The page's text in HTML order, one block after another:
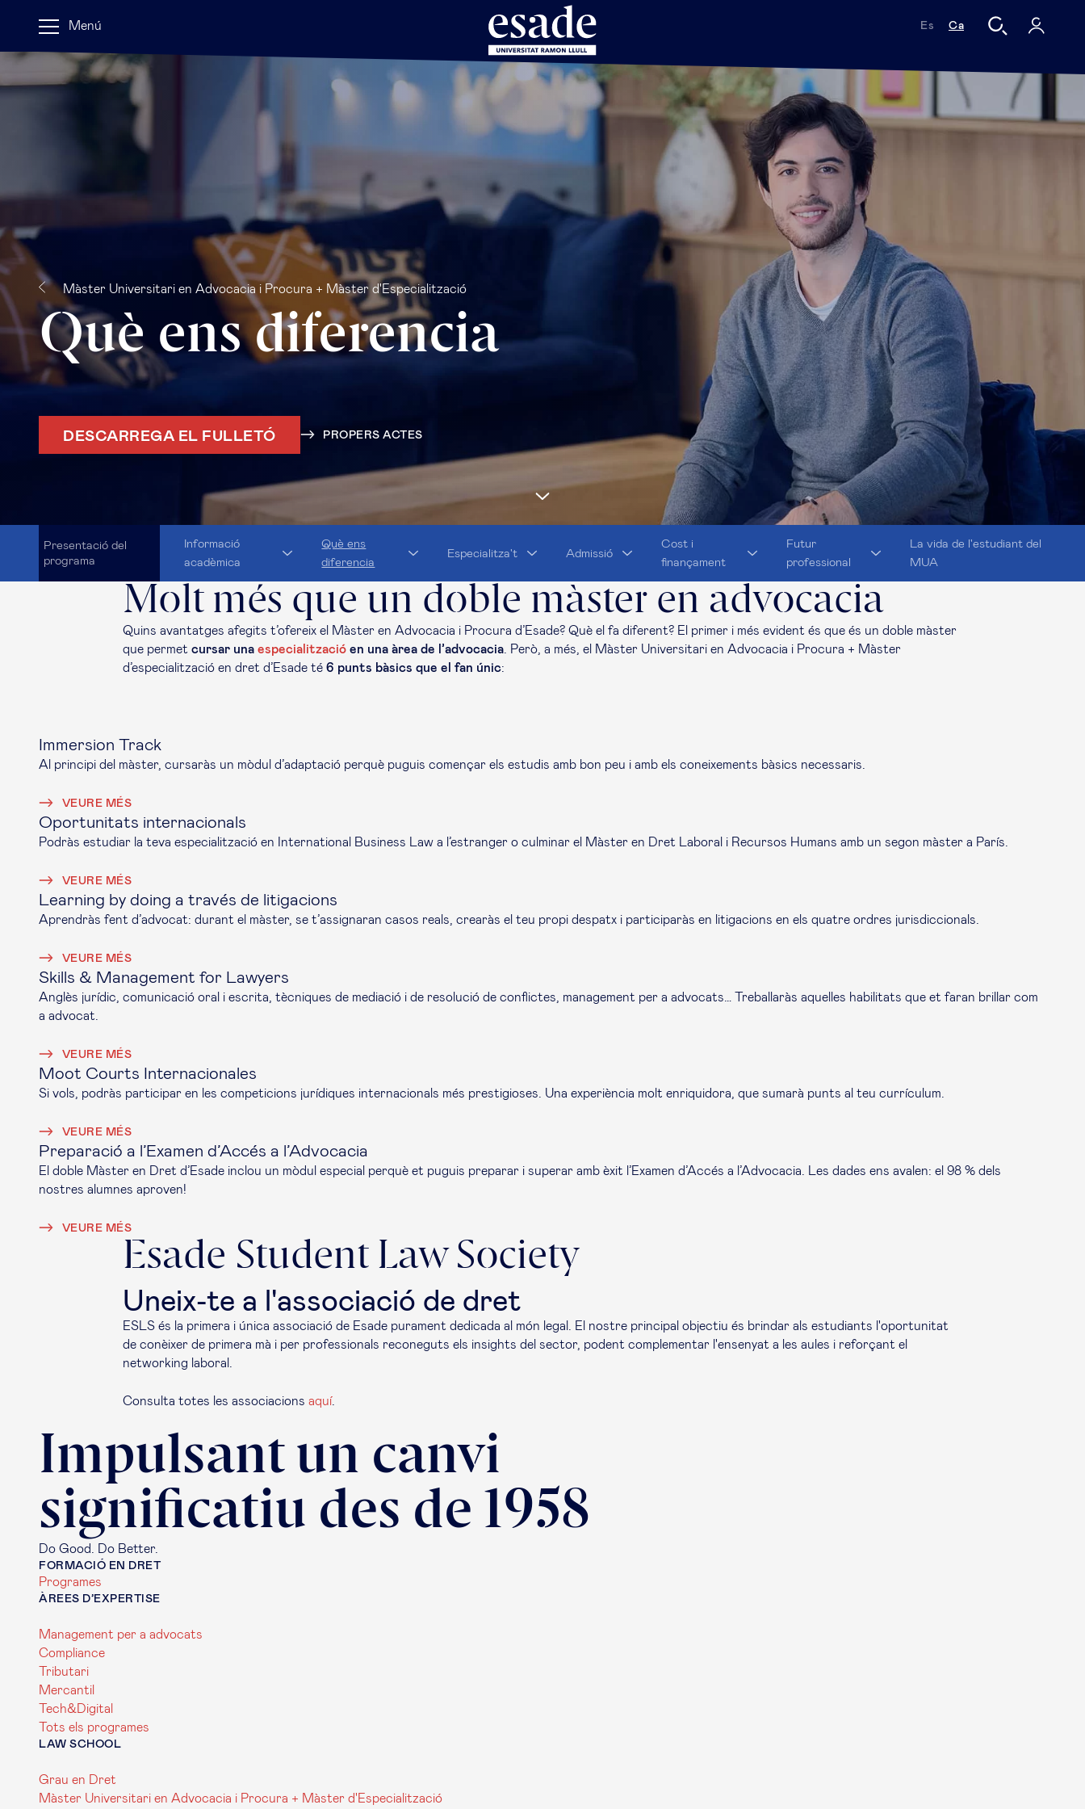
Es Ca
Menú
Màster Universitari en Advocacia i Procura + Màster d'Especialització
Què ens diferencia
DESCARREGA EL FULLETÓ PROPERS ACTES
Presentació del
programa
Informació
acadèmica
Què ens
diferencia
Especialitza't Admissió
Cost i
finançament
Futur
professional
La vida de l'estudiant del
MUA
Molt més que un doble màster en advocacia
Quins avantatges afegits t’ofereix el Màster en Advocacia i Procura d’Esade? Què el fa diferent? El primer i més evident és que és un doble màster
que permet cursar una especialització en una àrea de l’advocacia . Però, a més, el Màster Universitari en Advocacia i Procura + Màster
d’especialització en dret d’Esade té 6 punts bàsics que el fan únic:
Immersion Track
Al principi del màster, cursaràs un mòdul d’adaptació perquè puguis començar els estudis amb bon peu i amb els coneixements bàsics necessaris.
VEURE MÉS
Oportunitats internacionals
Podràs estudiar la teva especialització en International Business Law a l’estranger o culminar el Màster en Dret Laboral i Recursos Humans amb un segon màster a París.
VEURE MÉS
Learning by doing a través de litigacions
Aprendràs fent d’advocat: durant el màster, se t’assignaran casos reals, crearàs el teu propi despatx i participaràs en litigacions en els quatre ordres jurisdiccionals.
VEURE MÉS
Skills & Management for Lawyers
Anglès jurídic, comunicació oral i escrita, tècniques de mediació i de resolució de conflictes, management per a advocats… Treballaràs aquelles habilitats que et faran brillar com
a advocat.
VEURE MÉS
Moot Courts Internacionales
Si vols, podràs participar en les competicions jurídiques internacionals més prestigioses. Una experiència molt enriquidora, que sumarà punts al teu currículum.
VEURE MÉS
Preparació a l’Examen d’Accés a l’Advocacia
El doble Màster en Dret d’Esade inclou un mòdul especial perquè et puguis preparar i superar amb èxit l’Examen d’Accés a l’Advocacia. Les dades ens avalen: el 98 % dels
nostres alumnes aproven!
VEURE MÉS
Esade Student Law Society
Uneix-te a l'associació de dret
ESLS és la primera i única associació de Esade purament dedicada al món legal. El nostre principal objectiu és brindar als estudiants l'oportunitat
de conèixer de primera mà i per professionals reconeguts els insights del sector, podent complementar l'ensenyat a les aules i reforçant el
networking laboral.
Consulta totes les associacions aquí.
Impulsant un canvi
significatiu des de 1958
Do Good. Do Better.
FORMACIÓ EN DRET
Programes
ÀREES D’EXPERTISE
Management per a advocats
Compliance
Tributari
Mercantil
Tech&Digital
Tots els programes
LAW SCHOOL
Grau en Dret
Màster Universitari en Advocacia i Procura + Màster d'Especialització